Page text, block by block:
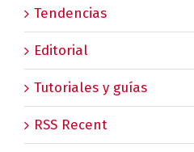
Tendencias
Editorial
Tutoriales y guías
RSS Recent